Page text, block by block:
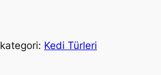
kategori: Kedi Türleri